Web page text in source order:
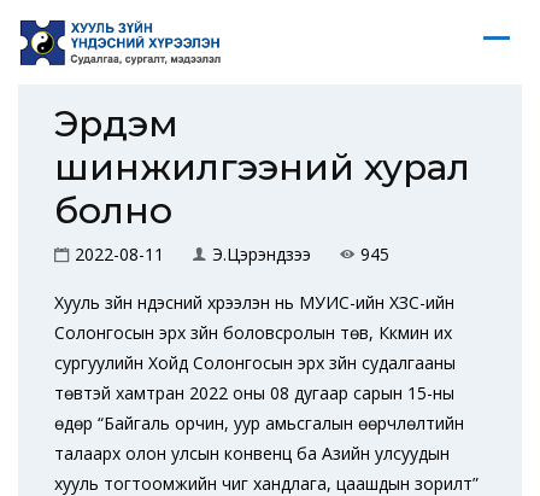
Эрдэм
шинжилгээний хурал
болно
2022-08-11 Э.Цэрэндүзээ 945
Хууль зүйн үндэсний хүрээлэн нь МУИС-ийн ХЗС-ийн
Солонгосын эрх зүйн боловсролын төв, Күкмин их
сургуулийн Хойд Солонгосын эрх зүйн судалгааны
төвтэй хамтран 2022 оны 08 дугаар сарын 15-ны
өдөр “Байгаль орчин, уур амьсгалын өөрчлөлтийн
талаарх олон улсын конвенц ба Азийн улсуудын
хууль тогтоомжийн чиг хандлага, цаашдын зорилт”